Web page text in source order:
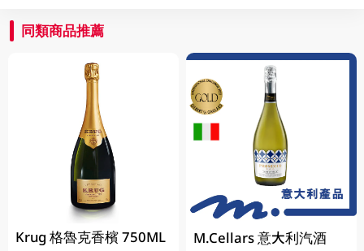
同類商品推薦
Krug 格魯克香檳 750ML
M.Cellars 意大利汽酒